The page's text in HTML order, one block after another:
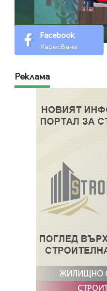
Facebook
Харесване
Реклама